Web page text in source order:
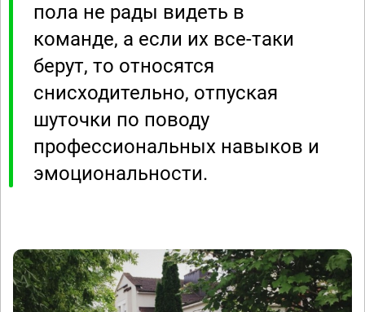
пола не рады видеть в
команде, а если их все-таки
берут, то относятся
снисходительно, отпуская
шуточки по поводу
профессиональных навыков и
эмоциональности.